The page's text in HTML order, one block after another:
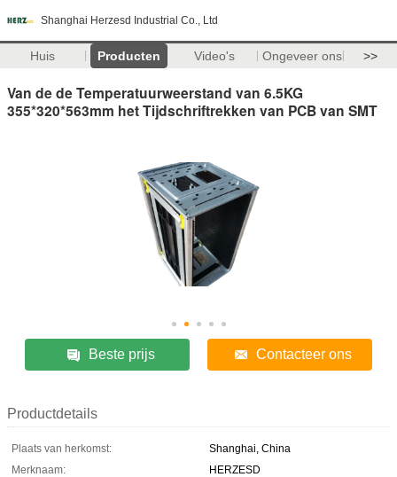
Shanghai Herzesd Industrial Co., Ltd
Huis Producten Video's Ongeveer ons >>
Van de de Temperatuurweerstand van 6.5KG
355*320*563mm het Tijdschriftrekken van PCB van SMT
Beste prijs Contacteer ons
Productdetails
Plaats van herkomst:
Shanghai, China
Merknaam:
HERZESD